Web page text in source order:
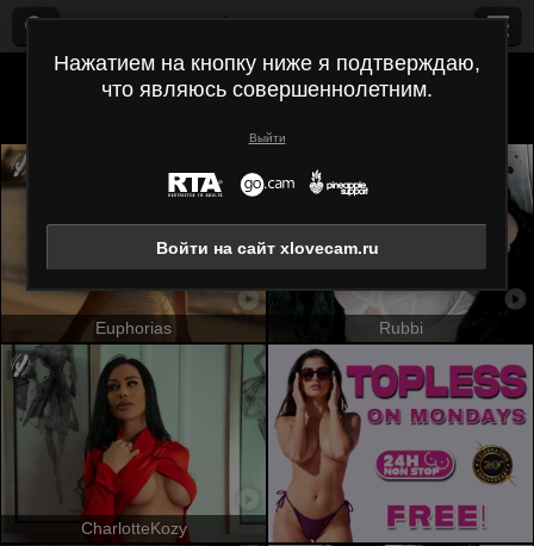
Все (447) Европейского типа ×
Euphorias Rubbi
CharlotteKozy
Нажатием на кнопку ниже я подтверждаю,
что являюсь совершеннолетним.
Выйти
Войти на сайт xlovecam.ru